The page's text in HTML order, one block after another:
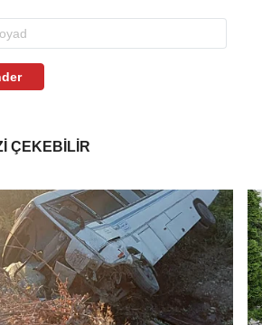
ÇEKEBILIR